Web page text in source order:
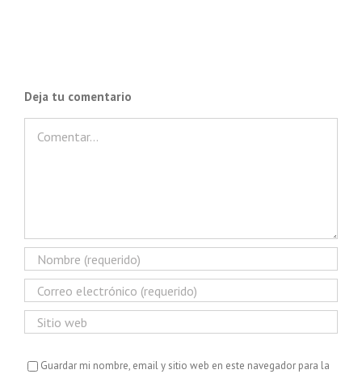
Deja tu comentario
Guardar mi nombre, email y sitio web en este navegador para la